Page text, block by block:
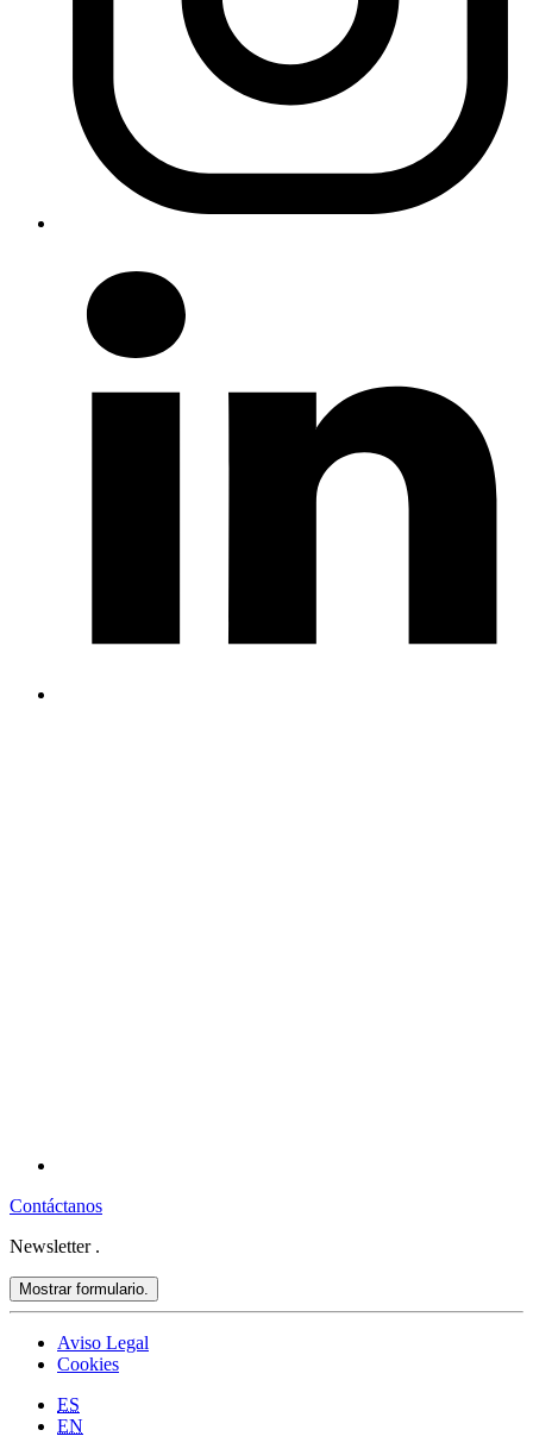
Contáctanos
Newsletter .
Mostrar formulario.
Aviso Legal
Cookies
ES
EN